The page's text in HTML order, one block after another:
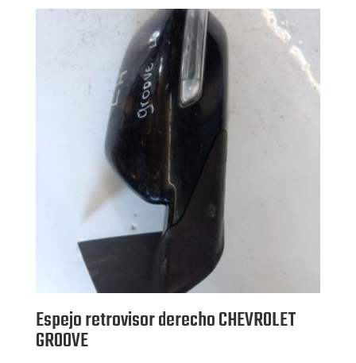
Espejo retrovisor derecho CHEVROLET
GROOVE